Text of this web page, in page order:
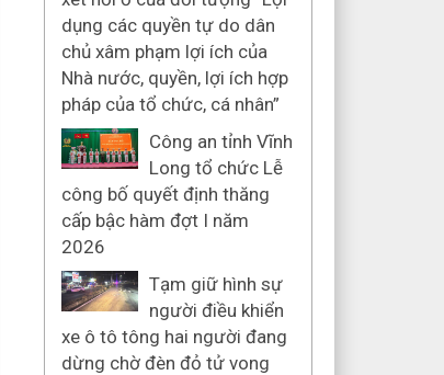
dụng các quyền tự do dân
chủ xâm phạm lợi ích của
Nhà nước, quyền, lợi ích hợp
pháp của tổ chức, cá nhân”
Công an tỉnh Vĩnh
Long tổ chức Lễ
công bố quyết định thăng
cấp bậc hàm đợt I năm
2026
Tạm giữ hình sự
người điều khiển
xe ô tô tông hai người đang
dừng chờ đèn đỏ tử vong